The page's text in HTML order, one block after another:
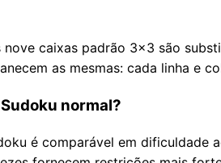
caixas padrão 3×3 são
as mesmas: cada linha e
normal?
é comparável em dificuldade